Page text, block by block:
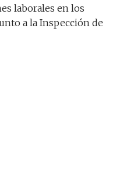
laborales en los
a la Inspección de